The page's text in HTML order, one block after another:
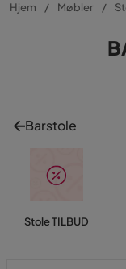
Hjem Møbler
Barstole
Stole TILBUD